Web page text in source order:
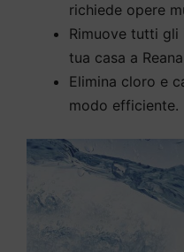
richiede opere
Rimuove tutti gli
tua casa a
Elimina cloro e
modo efficiente.